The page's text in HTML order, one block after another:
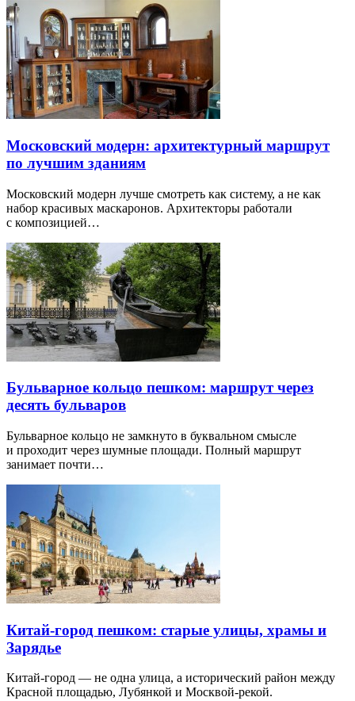
Московский модерн: архитектурный маршрут
по лучшим зданиям
Московский модерн лучше смотреть как систему, а не как
набор красивых маскаронов. Архитекторы работали
с композицией…
Бульварное кольцо пешком: маршрут через
десять бульваров
Бульварное кольцо не замкнуто в буквальном смысле
и проходит через шумные площади. Полный маршрут
занимает почти…
Китай-город пешком: старые улицы, храмы и
Зарядье
Китай-город — не одна улица, а исторический район между
Красной площадью, Лубянкой и Москвой-рекой.